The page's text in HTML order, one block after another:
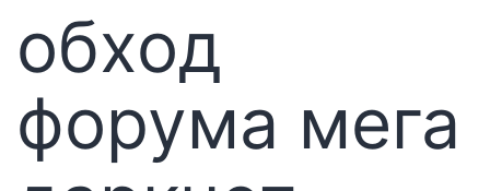
обход
форума мега